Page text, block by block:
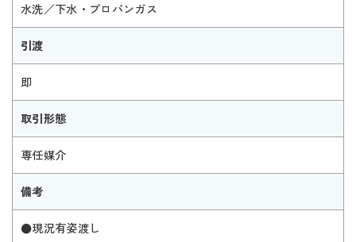
水洗／下水・プロパンガス
引渡
即
取引形態
専任媒介
備考
●現況有姿渡し